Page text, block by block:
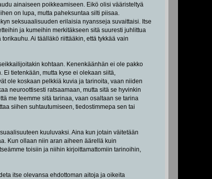
ainaiseen poikkeamiseen. Eikö olisi vääristeltyä
on lupa, mutta paheksuntaa silti piisaa.
seksuaalisuuden erilaisia nyansseja suvaittaisi. Itse
ja kumeihin merkitäkseen sitä suuresti juhlittua
Ai täälläkö riittääkin, että tykkää vain
kohtaan. Kenenkäänhän ei ole pakko
tietenkään, mutta kyse ei olekaan siitä,
ole koskaan pelkkiä kuvia ja tarinoita, vaan niiden
neuroottisesti ratsaamaan, mutta sitä se hyvinkin
me teemme sitä tarinaa, vaan osaltaan se tarina
siihen suhtautumiseen, tiedostimmepa sen tai
kuuluvaksi. Aina kun jotain väitetään
Kun ollaan niin aran aiheen äärellä kuin
toisiin ja niihin kirjoittamattomiin tarinoihin,
itse olevansa ehdottoman aitoja ja oikeita